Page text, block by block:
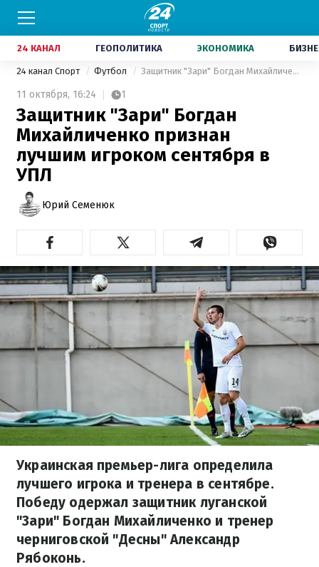
24 КАНАЛ ГЕОПОЛИТИКА ЭКОНОМИКА
24 канал Спорт Футбол Защитник "Зари" Богдан Михайличенко признан лучшим игроком сентября в УПЛ
11 октября, 16:24 1
Защитник "Зари" Богдан
Михайличенко признан
лучшим игроком сентября в
УПЛ
Юрий Семенюк
Украинская премьер-лига определила
лучшего игрока и тренера в сентябре.
Победу одержал защитник луганской
"Зари" Богдан Михайличенко и тренер
черниговской "Десны" Александр
Рябоконь.